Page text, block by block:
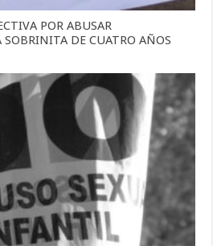
POR ABUSAR
DE CUATRO AÑOS